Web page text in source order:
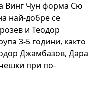
Винг Чун форма Сю
най-добре се
и Теодор
3-5 години, както
Джамбазов, Дара
при по-